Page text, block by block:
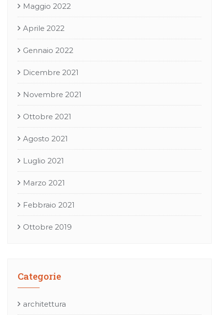
Maggio 2022
Aprile 2022
Gennaio 2022
Dicembre 2021
Novembre 2021
Ottobre 2021
Agosto 2021
Luglio 2021
Marzo 2021
Febbraio 2021
Ottobre 2019
Categorie
architettura